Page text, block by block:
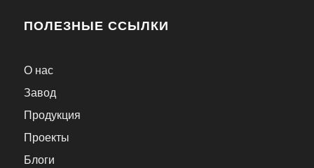
ПОЛЕЗНЫЕ ССЫЛКИ
О нас
Завод
Продукция
Проекты
Блоги